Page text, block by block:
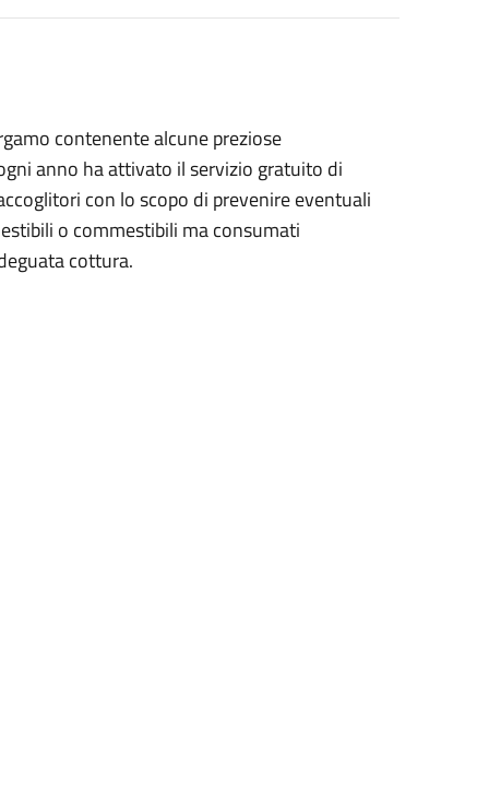
contenente alcune preziose
anno ha attivato il servizio gratuito di
con lo scopo di prevenire eventuali
o commestibili ma consumati
cottura.